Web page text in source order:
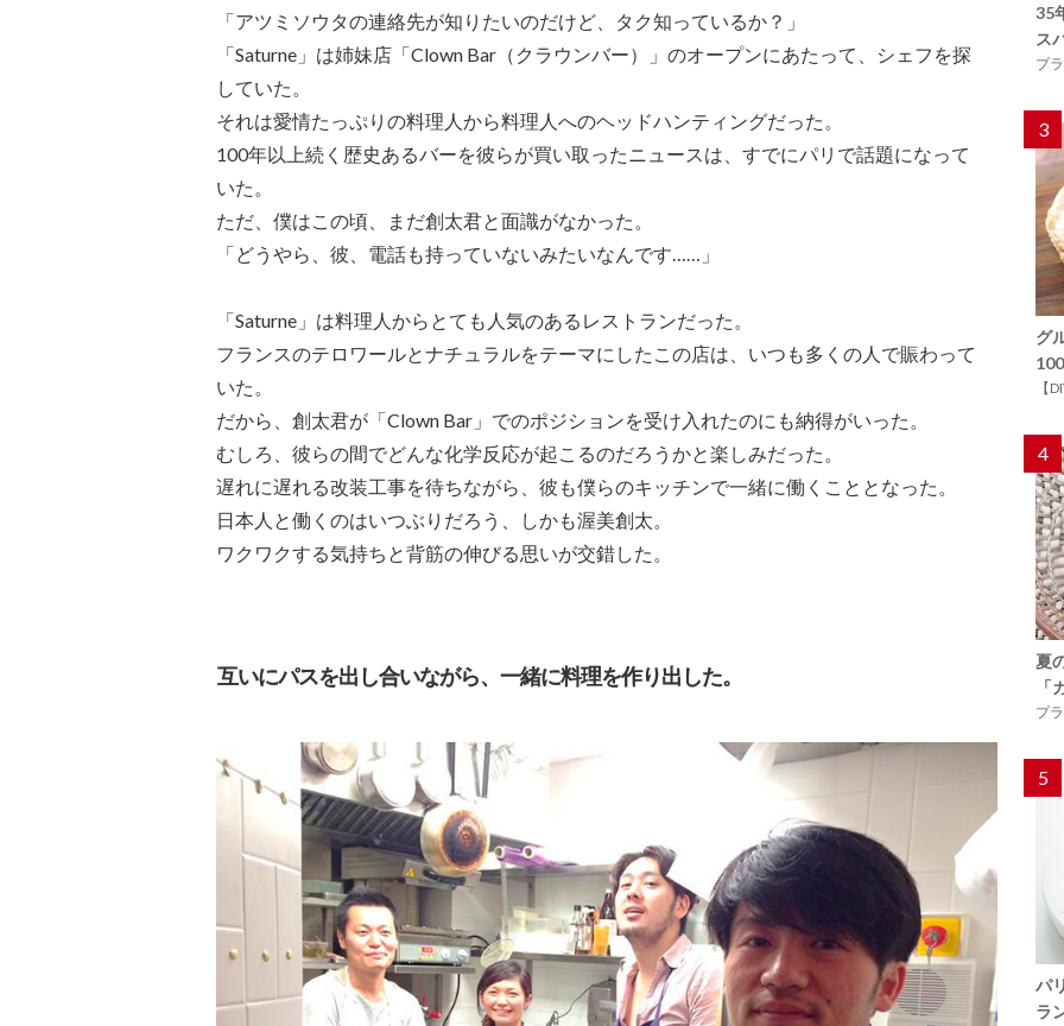
「アツミソウタの連絡先が知りたいのだけど、タク知っているか？」
「Saturne」は姉妹店「Clown Bar（クラウンバー）」のオープンにあたって、シェフを探
していた。
それは愛情たっぷりの料理人から料理人へのヘッドハンティングだった。
100年以上続く歴史あるバーを彼らが買い取ったニュースは、すでにパリで話題になって
いた。
ただ、僕はこの頃、まだ創太君と面識がなかった。
「どうやら、彼、電話も持っていないみたいなんです……」
「Saturne」は料理人からとても人気のあるレストランだった。
フランスのテロワールとナチュラルをテーマにしたこの店は、いつも多くの人で賑わって
いた。
だから、創太君が「Clown Bar」でのポジションを受け入れたのにも納得がいった。
むしろ、彼らの間でどんな化学反応が起こるのだろうかと楽しみだった。
遅れに遅れる改装工事を待ちながら、彼も僕らのキッチンで一緒に働くこととなった。
日本人と働くのはいつぶりだろう、しかも渥美創太。
ワクワクする気持ちと背筋の伸びる思いが交錯した。
互いにパスを出し合いながら、一緒に料理を作り出した。
35
ス
プ
3
グ
【
4
夏
「
プ
5
パ
ラ